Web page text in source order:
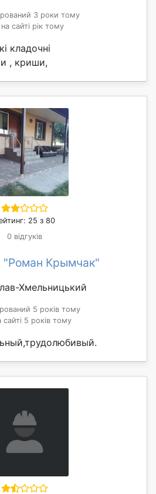
3 роки тому
сайті рік тому
кладочні
, криши,
25 з 80
0 відгуків
"Роман Крымчак"
Хмельницький
5 років тому
сайті 5 років тому